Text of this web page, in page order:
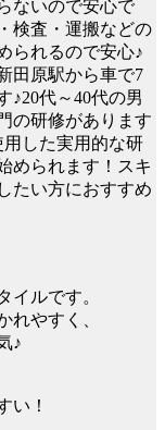
ないので安心で
検査・運搬などの
られるので安心♪
田原駅から車で7
♪20代～40代の男
の研修があります
用した実用的な研
められます！スキ
たい方におすすめ
イルです。
れやすく、
♪
い！